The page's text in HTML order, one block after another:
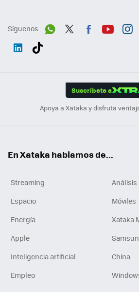
Síguenos
Suscríbete a
Apoya a Xataka y disfruta
En Xataka hablamos de...
Streaming
Análisis
Espacio
Móviles
Energía
Xataka
Apple
Inteligencia artificial
China
Empleo